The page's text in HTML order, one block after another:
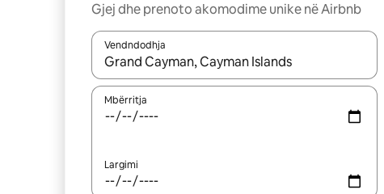
Gjej dhe prenoto akomodime unike në Airbnb
Vendndodhja
Kur rezultatet të jenë të disponueshme, lëviz me
Mbërritja
Largimi